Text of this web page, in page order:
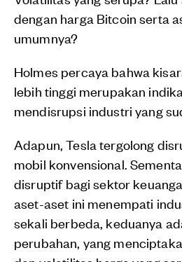
dengan harga Bitcoin serta
umumnya?
Holmes percaya bahwa
lebih tinggi merupakan
mendisrupsi industri yang
Adapun, Tesla tergolong
mobil konvensional.
disruptif bagi sektor
aset-aset ini menempati
sekali berbeda, keduanya
perubahan, yang